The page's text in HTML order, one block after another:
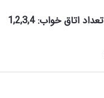
تعداد اتاق خواب: 1,2,3,4